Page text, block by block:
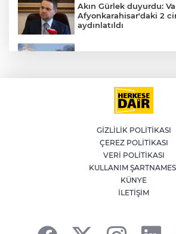
Akın Gürlek duyurdu:
Afyonkarahisar'daki 2
aydınlatıldı
İran'dan Müslümanlara
güçlere karşı birleşme
Kağıthane'de 104
ele geçirildi
GİZLİLİK POLİTİKASI
ÇEREZ POLİTİKASI
VERİ POLİTİKASI
KULLANIM
KÜNYE
İLETİŞİM